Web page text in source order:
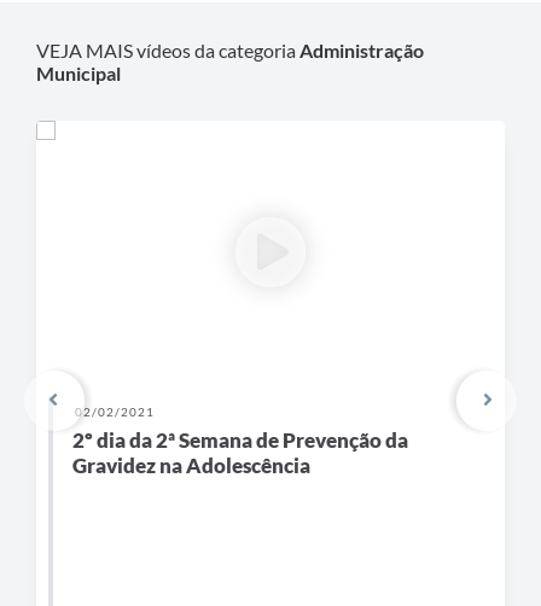
VEJA MAIS vídeos da categoria Administração
Municipal
02/02/2021
2º dia da 2ª Semana de Prevenção da
Gravidez na Adolescência